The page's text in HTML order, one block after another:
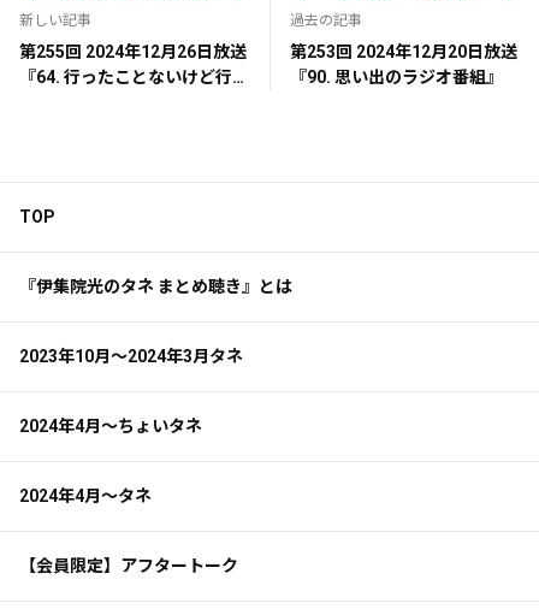
新しい記事
第255回 2024年12月26日放送
『64. 行ったことないけど行き
過去の記事
第253回 2024年12月20日放送
『90. 思い出のラジオ番組』
TOP
『伊集院光のタネ まとめ聴き』とは
2023年10月～2024年3月タネ
2024年4月～ちょいタネ
2024年4月～タネ
【会員限定】アフタートーク